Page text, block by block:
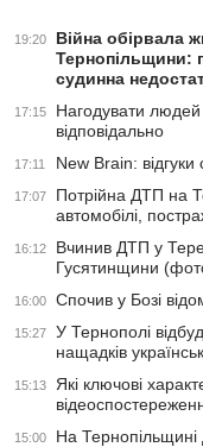
19:20
Війна обірвала
Тернопільщини:
судинна
17:15
Нагодувати
відповідально
17:11 New Brain:
17:07
Потрійна ДТП на
автомобілі,
16:12
Вчинив ДТП у
Гусятинщини
16:00 Спочив у Бозі
15:27
У Тернополі
нащадків
15:13
Які ключові
15:00 На Тернопільщині